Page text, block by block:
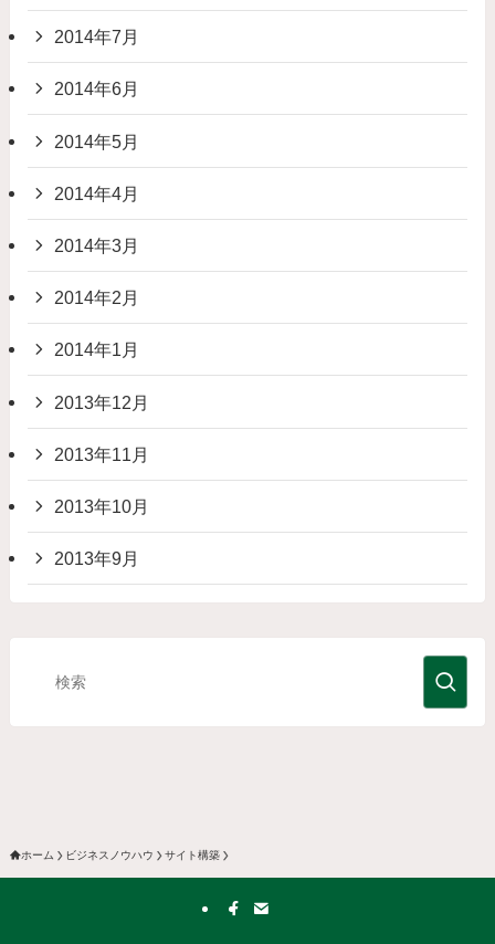
2014年7月
2014年6月
2014年5月
2014年4月
2014年3月
2014年2月
2014年1月
2013年12月
2013年11月
2013年10月
2013年9月
ホーム ビジネスノウハウ サイト構築